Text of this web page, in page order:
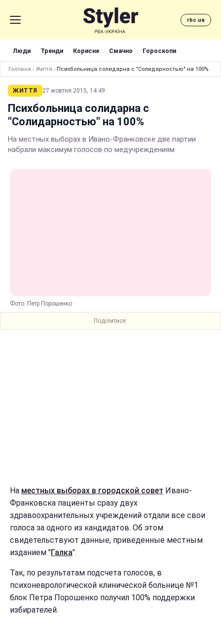
rbc.ua
Люди Тренди Корисне Смачно Гороскопи
Головна › Життя › Психбольница солидарна с "Солидарностью" на 100%
ЖИТТЯ 27 жовтня 2015, 14:49
Психбольница солидарна с
"Солидарностью" на 100%
На местных выборах в Ивано-Франковске две партии
набрали максимум голосов по медучреждениям
Фото: Петр Порошенко
Поділитися:
На местных выборах в городской совет Ивано-
Франковска пациенты сразу двух
здравоохранительных учреждений отдали все свои
голоса за одного из кандидатов. Об этом
свидетельствуют данные, приведенные местным
изданием "Галка".
Так, по результатам подсчета голосов, в
психоневрологической клинической больнице №1
блок Петра Порошенко получил 100% поддержки
избирателей.